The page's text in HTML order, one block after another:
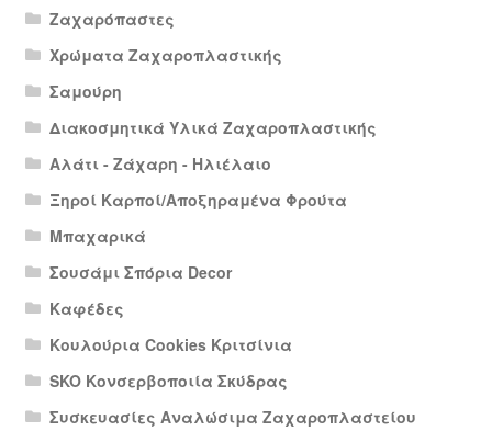
Ζαχαρόπαστες
Χρώματα Ζαχαροπλαστικής
Σαμούρη
Διακοσμητικά Υλικά Ζαχαροπλαστικής
Αλάτι - Ζάχαρη - Ηλιέλαιο
Ξηροί Καρποί/Αποξηραμένα Φρούτα
Μπαχαρικά
Σουσάμι Σπόρια Decor
Καφέδες
Κουλούρια Cookies Κριτσίνια
SKO Κονσερβοποιία Σκύδρας
Συσκευασίες Αναλώσιμα Ζαχαροπλαστείου